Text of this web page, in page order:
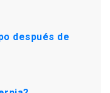
después de